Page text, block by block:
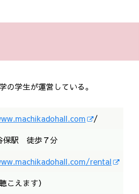
学生が運営している。
/
駅 徒歩７分
rental
こえます）